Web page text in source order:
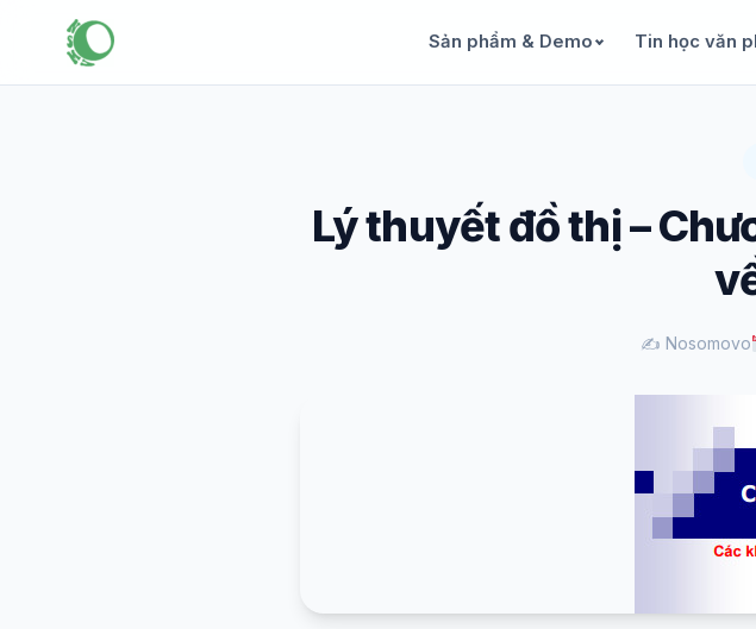
Sản phẩm & Demo Tin học văn
Lý thuyết đồ thị –
✍️ Nosomovo